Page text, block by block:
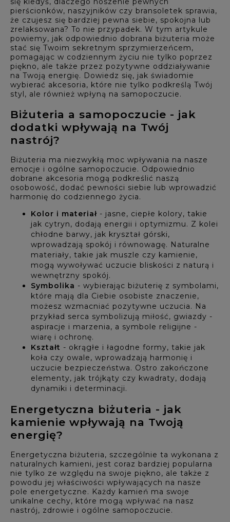
pierścionków, naszyjników czy bransoletek sprawia,
że czujesz się bardziej pewna siebie, spokojna lub
zrelaksowana? To nie przypadek. W tym artykule
powiemy, jak odpowiednio dobrana biżuteria może
stać się Twoim sekretnym sprzymierzeńcem,
pomagając w codziennym życiu nie tylko poprzez
piękno, ale także przez pozytywne oddziaływanie
na Twoją energię. Dowiedz się, jak świadomie
wybierać akcesoria, które nie tylko podkreślą Twój
styl, ale również wpłyną na samopoczucie.
Biżuteria a samopoczucie - jak
dodatki wpływają na Twój
nastrój?
Biżuteria ma niezwykłą moc wpływania na nasze
emocje i ogólne samopoczucie. Odpowiednio
dobrane akcesoria mogą podkreślić naszą
osobowość, dodać pewności siebie lub wprowadzić
harmonię do codziennego życia.
Kolor i materiał - jasne, ciepłe kolory, takie
jak cytryn, dodają energii i optymizmu. Z kolei
chłodne barwy, jak kryształ górski,
wprowadzają spokój i równowagę. Naturalne
materiały, takie jak muszle czy kamienie,
mogą wywoływać uczucie bliskości z naturą i
wewnętrzny spokój.
Symbolika - wybierając biżuterię z symbolami,
które mają dla Ciebie osobiste znaczenie,
możesz wzmacniać pozytywne uczucia. Na
przykład serca symbolizują miłość, gwiazdy -
aspiracje i marzenia, a symbole religijne -
wiarę i ochronę.
Kształt - okrągłe i łagodne formy, takie jak
koła czy owale, wprowadzają harmonię i
uczucie bezpieczeństwa. Ostro zakończone
elementy, jak trójkąty czy kwadraty, dodają
dynamiki i determinacji.
Energetyczna biżuteria - jak
kamienie wpływają na Twoją
energię?
Energetyczna biżuteria, szczególnie ta wykonana z
naturalnych kamieni, jest coraz bardziej popularna
nie tylko ze względu na swoje piękno, ale także z
powodu jej właściwości wpływających na nasze
pole energetyczne. Każdy kamień ma swoje
unikalne cechy, które mogą wpływać na nasz
nastrój, zdrowie i ogólne samopoczucie.